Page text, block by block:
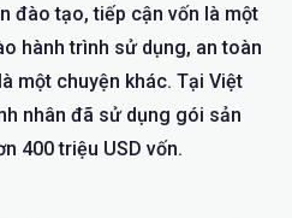
đào tạo, tiếp cận vốn là một
hành trình sử dụng, an toàn
một chuyện khác. Tại Việt
nhân đã sử dụng gói sản
400 triệu USD vốn.